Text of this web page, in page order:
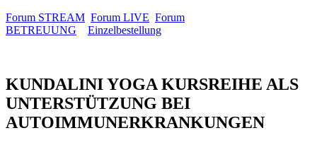
Forum STREAM Forum LIVE Forum
BETREUUNG
Einzelbestellung
KUNDALINI YOGA KURSREIHE ALS
UNTERSTÜTZUNG BEI
AUTOIMMUNERKRANKUNGEN